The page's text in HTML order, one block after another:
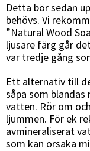
Detta bör sedan
behövs. Vi
”Natural Wood
ljusare färg går
var tredje gång
Ett alternativ till
såpa som
vatten. Rör om
ljummen. För ek
avmineraliserat
som kan orsaka